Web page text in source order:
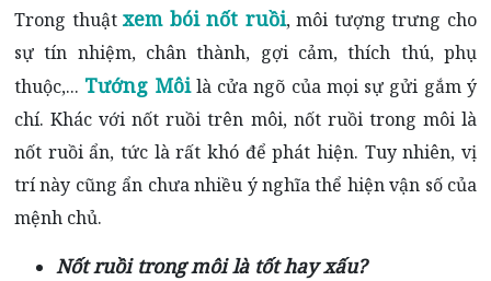
Trong thuậtxem bói nốt ruồi, môi tượng trưng cho
sự tín nhiệm, chân thành, gợi cảm, thích thú, phụ
thuộc,... Tướng Môilà cửa ngõ của mọi sự gửi gắm ý
chí. Khác với nốt ruồi trên môi, nốt ruồi trong môi là
nốt ruồi ẩn, tức là rất khó để phát hiện. Tuy nhiên, vị
trí này cũng ẩn chưa nhiều ý nghĩa thể hiện vận số của
mệnh chủ.
Nốt ruồi trong môi là tốt hay xấu?